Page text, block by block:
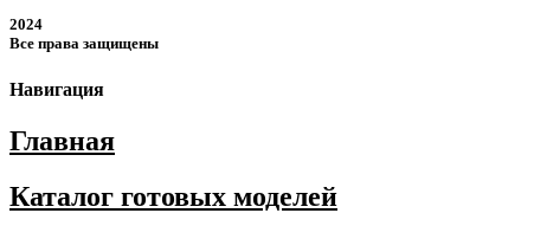
2024
Все права защищены
Навигация
Главная
Каталог готовых моделей